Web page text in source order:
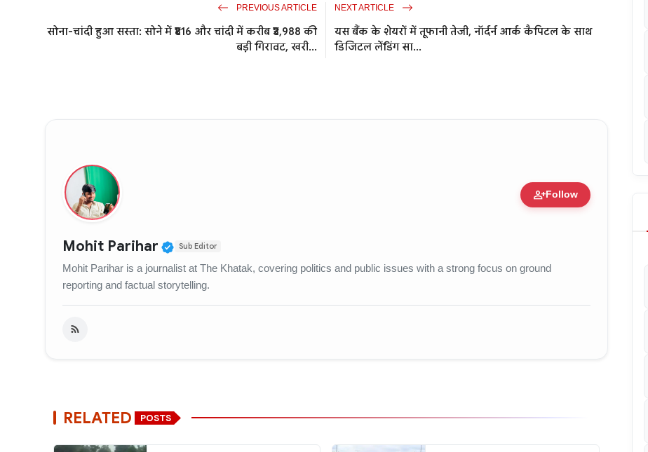
PREVIOUS ARTICLE
सोना-चांदी हुआ सस्ता: सोने में ₹816 और चांदी में करीब ₹3,988 की
बड़ी गिरावट, खरी...
NEXT ARTICLE
यस बैंक के शेयरों में तूफानी तेजी, नॉर्दर्न आर्क कैपिटल के साथ
डिजिटल लेंडिंग सा...
person_addFollow
Mohit Parihar Verified Public Figure • 11 Jun, 2026
Sub Editor
Mohit Parihar is a journalist at The Khatak, covering politics and public issues with a strong focus on ground
reporting and factual storytelling.
RELATED POSTS